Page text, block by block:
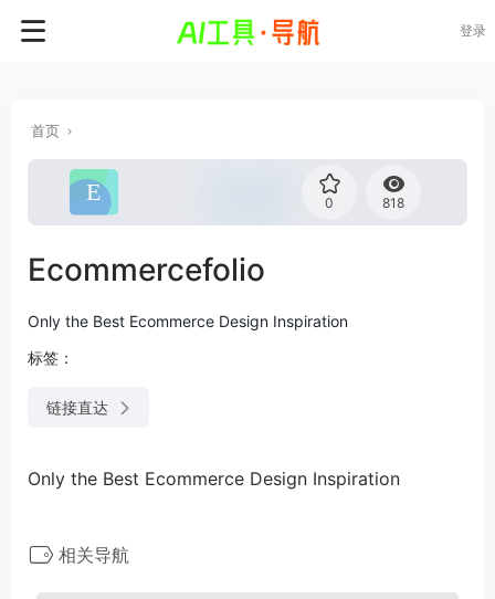
登录
首页
0 818
Ecommercefolio
Only the Best Ecommerce Design Inspiration
标签：
链接直达
Only the Best Ecommerce Design Inspiration
相关导航